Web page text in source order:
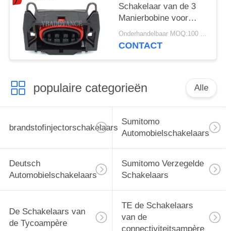
Schakelaar van de 3
Manierbobine voor
Ford Zetec EDIS
89FG14A464HCB
Onderhandelbaar MOQ:100 eenheden
CONTACT
populaire categorieën Alle
brandstofinjectorschakelaars
Sumitomo
Automobielschakelaars
Deutsch
Automobielschakelaars
Sumitomo Verzegelde
Schakelaars
De Schakelaars van
de Tycoampère
TE de Schakelaars
van de
connectiviteitsampère